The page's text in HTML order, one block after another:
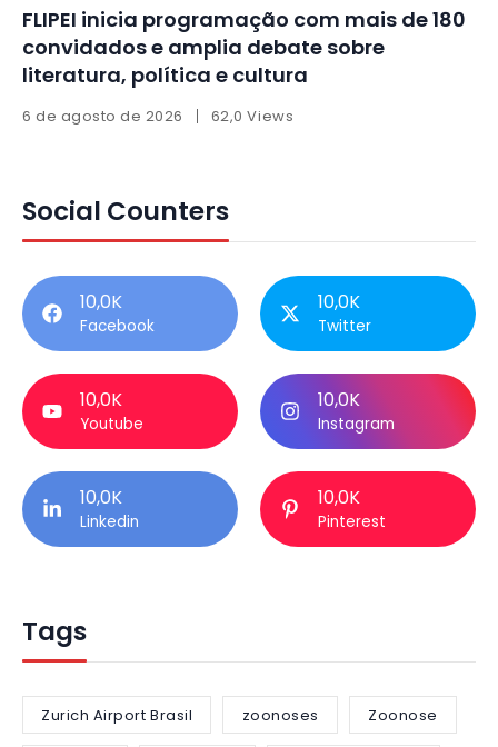
FLIPEI inicia programação com mais de 180
convidados e amplia debate sobre
literatura, política e cultura
6 de agosto de 2026 62,0 Views
Social Counters
10,0K
Facebook
10,0K
Twitter
10,0K
Youtube
10,0K
Instagram
10,0K
Linkedin
10,0K
Pinterest
Tags
Zurich Airport Brasil zoonoses Zoonose